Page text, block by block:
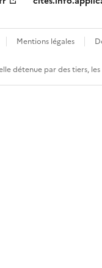
Mentions légales
détenue par des tiers,